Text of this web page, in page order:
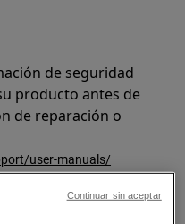
de seguridad
producto antes de
de reparación o
user-manuals/
Continuar sin aceptar